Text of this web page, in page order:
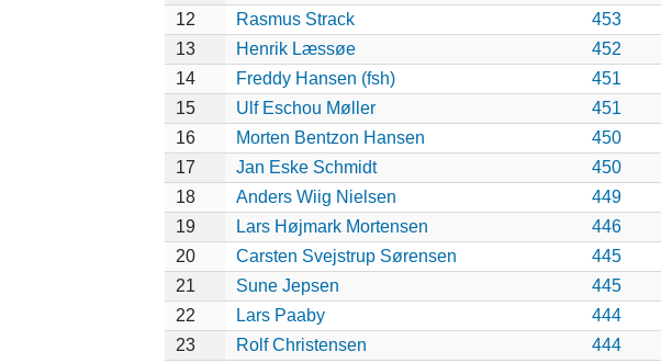
12
Rasmus Strack 453
13
Henrik Læssøe 452
14
Freddy Hansen (fsh) 451
15
Ulf Eschou Møller 451
16
Morten Bentzon Hansen 450
17
Jan Eske Schmidt 450
18
Anders Wiig Nielsen 449
19
Lars Højmark Mortensen 446
20
Carsten Svejstrup Sørensen 445
21
Sune Jepsen 445
22
Lars Paaby 444
23
Rolf Christensen 444